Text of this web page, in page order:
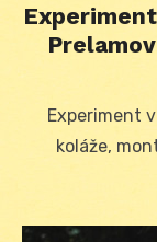
Experiment
koláže,